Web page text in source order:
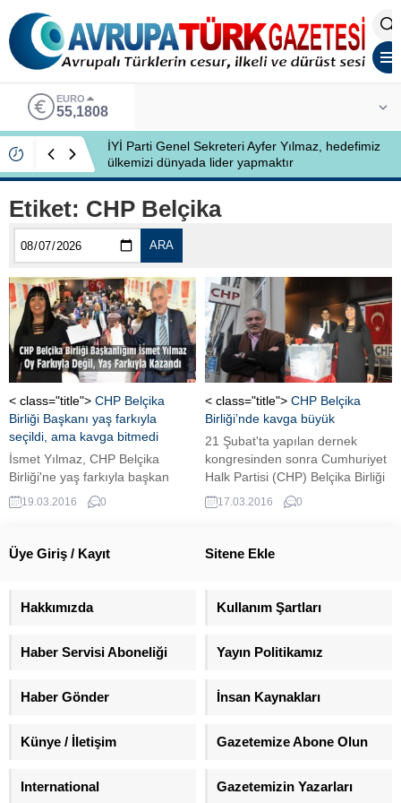
EURO
55,1808
İYİ Parti Genel Sekreteri Ayfer Yılmaz, hedefimiz
ülkemizi dünyada lider yapmaktır
Etiket: CHP Belçika
ARA
< class="title"> CHP Belçika
Birliği Başkanı yaş farkıyla
seçildi, ama kavga bitmedi
İsmet Yılmaz, CHP Belçika
Birliği'ne yaş farkıyla başkan
seçilmiş olmasına rağmen CHP
Belçika Birliğinde sular
19.03.2016 0
< class="title"> CHP Belçika
Birliği’nde kavga büyük
21 Şubat'ta yapılan dernek
kongresinden sonra Cumhuriyet
Halk Partisi (CHP) Belçika Birliği
yeni başkanı İsmet Yılmaz oldu.
Ancak bu kolay olmadı.
17.03.2016 0
Üye Giriş / Kayıt Sitene Ekle
Hakkımızda Kullanım Şartları
Haber Servisi Aboneliği Yayın Politikamız
Haber Gönder İnsan Kaynakları
Künye / İletişim Gazetemize Abone Olun
International Gazetemizin Yazarları